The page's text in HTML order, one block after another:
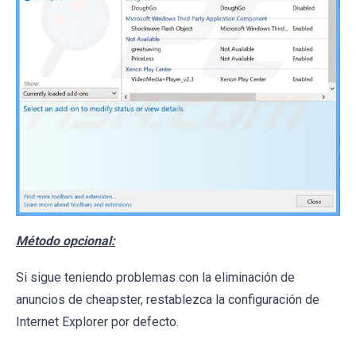
Método opcional:
Si sigue teniendo problemas con la eliminación de
anuncios de cheapster, restablezca la configuración de
Internet Explorer por defecto.